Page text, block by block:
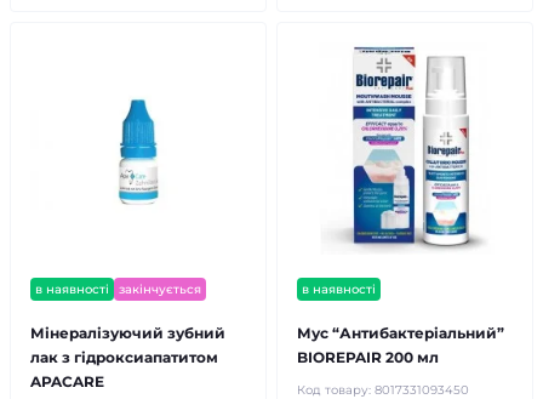
в наявності закінчується
Мінералізуючий зубний
лак з гідроксиапатитом
APACARE
в наявності
Мус “Антибактеріальний”
BIOREPAIR 200 мл
Код товару: 8017331093450